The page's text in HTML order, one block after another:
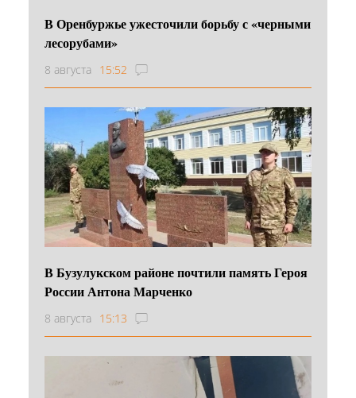
В Оренбуржье ужесточили борьбу с «черными
лесорубами»
8 августа 15:52
В Бузулукском районе почтили память Героя
России Антона Марченко
8 августа 15:13